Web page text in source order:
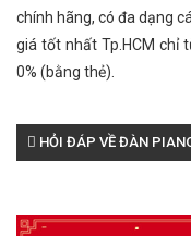
chính hãng, có đa dạng
giá tốt nhất Tp.HCM chỉ
0% (bằng thẻ).
HỎI ĐÁP VỀ ĐÀN